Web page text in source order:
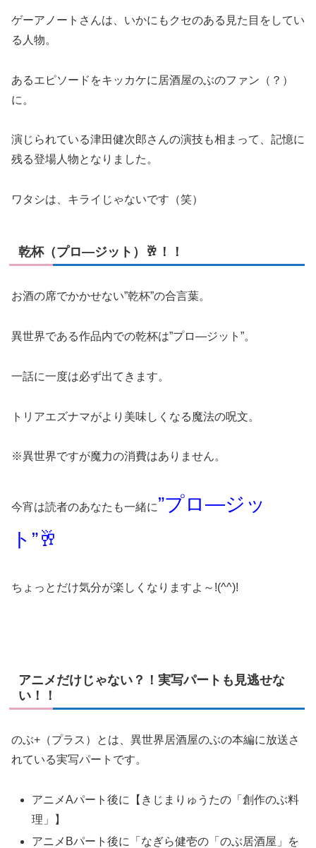
ゲーアノートさんは、いかにもクセのある見た目をしてい
る人物。
あるエピソードをキッカケに居酒屋のぶのファン（？）
に。
演じられている津田健次郎さんの演技も相まって、記憶に
残る登場人物となりました。
ワタシは、キライじゃないです（笑）
乾杯（プロ―ジット）🥂！！
お酒の席でかかせない”乾杯”の合言葉。
異世界である作品内での乾杯は”プロ―ジット”。
一話に一度は必ず出てきます。
トリアエズナマがより美味しくなる魔法の呪文。
※異世界ですが魔力の消費はありません。
今宵は読者のあなたも一緒に”プロ―ジッ
ト”🥂
ちょっとだけ気分が楽しくなりますよ～!(^^)!
アニメだけじゃない？！実写パートも見逃せな
い！！
のぶ+（プラス）とは、異世界居酒屋のぶの本編に放送さ
れている実写パートです。
アニメAパート後に【きじまりゅうたの「創作のぶ料
理」】
アニメBパート後に「なぎら健壱の「のぶ居酒屋」を